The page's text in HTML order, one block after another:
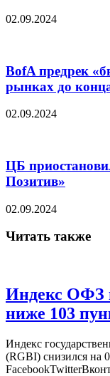
02.09.2024
BofA предрек
рынках до
02.09.2024
ЦБ
Позитив»
02.09.2024
Читать также
Индекс ОФЗ
ниже 103
Индекс
(RGBI) снизился на